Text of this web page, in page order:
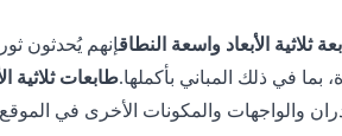
ثلاثية الأبعاد واسعة النطاقإنهم يُحدثون
بما في ذلك المباني بأكملها.طابعات ثلاثية